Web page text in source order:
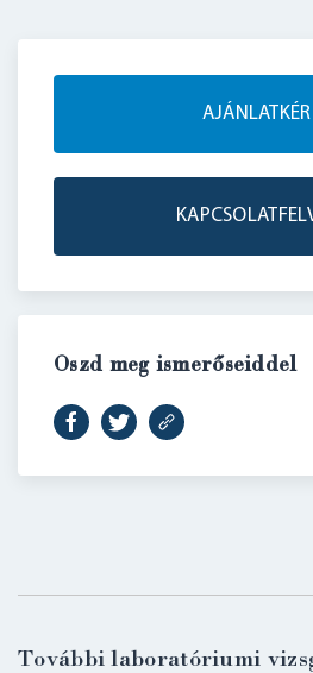
Oszd meg ismerőseiddel
További laboratóriumi